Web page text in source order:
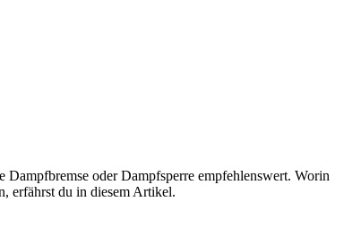
oder Dampfsperre empfehlenswert. Worin
erfährst du in diesem Artikel.